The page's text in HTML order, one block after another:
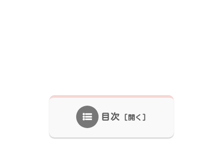
目次